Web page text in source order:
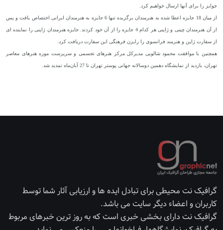
جوایز را برای آنها ارسال خواهیم کرد.
از میان 18 جایزه اعطا شده به هنرمندان برگزیده تنها 6 جایزه به هنرمندان ایرانی اختصاص یافت و پس
از آن هنرمندان چینی و ژاپنی هر کدام 4 جایزه را از آن خود کردند. جایزه هنرمندان ژاپنی را نماینده ای
از سفارت ژاپن و هنرمند فرانسوی را رایزن فرهنگی این سفارت دریافت کرد.
همچنین با موافقت محمود شالویی مدیرکل مرکز هنرهای تجسمی و سرپرست موزه‌ هنرهای‌ معاصر
تهران، بازدید از نمایشگاه دهمین دوسالانه جهانی پوستر تهران تا 27 آبان‌ماه تمدید شد.
گرافیک نت محیطی برای تبادل ایده ها و ارزیابی آثار شما توسط
کاربران و اعضاء دیگر سایت می باشد.
گرافیک نت دارای بخشی خبری است که به روز ترین خبرهای مربوط